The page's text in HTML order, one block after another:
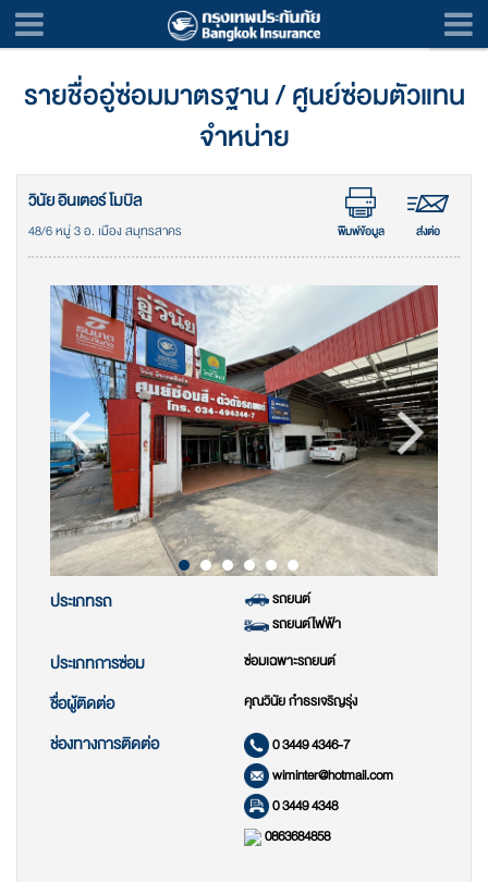
รายชื่ออู่ซ่อมมาตรฐาน / ศูนย์ซ่อมตัวแทน
จำหน่าย
วินัย อินเตอร์ โมบิล
48/6 หมู่ 3 อ. เมือง สมุทรสาคร พิมพ์ข้อมูล ส่งต่อ
ประเภทรถ
รถยนต์
รถยนต์ไฟฟ้า
ประเภทการซ่อม ซ่อมเฉพาะรถยนต์
ชื่อผู้ติดต่อ คุณวินัย กำธรเจริญรุ่ง
ช่องทางการติดต่อ
0 3449 4346-7
wiminter@hotmail.com
0 3449 4348
0863684858